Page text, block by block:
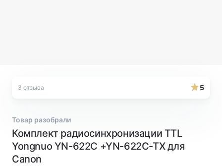
5
3 отзыва
Товар разобрали
Комплект радиосинхронизации TTL
Yongnuo YN-622C +YN-622C-TX для
Canon